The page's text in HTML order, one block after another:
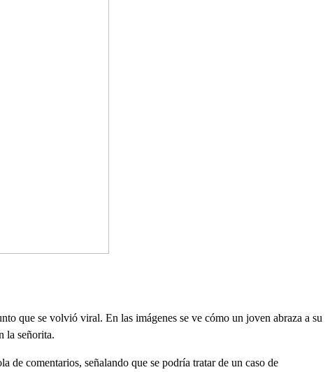
que se volvió viral. En las imágenes se ve cómo un joven abraza a su
la señorita.
de comentarios, señalando que se podría tratar de un caso de